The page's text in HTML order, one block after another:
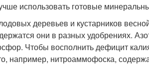
использовать готовые
деревьев и кустарников
они в разных удобрениях.
Чтобы восполнить дефицит
например, нитроаммофоска,